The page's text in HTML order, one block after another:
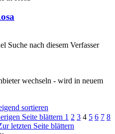
Suche nach diesem Verfasser
wechseln - wird in neuem
sortieren
Seite blättern 1 2 3 4 5 6 7 8
letzten Seite blättern